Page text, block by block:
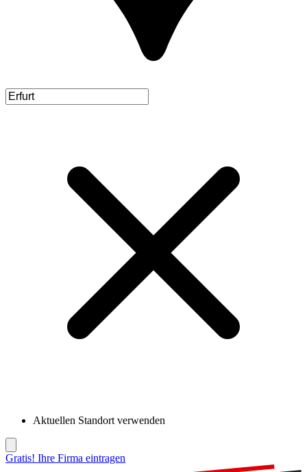
Aktuellen Standort verwenden
Gratis! Ihre Firma eintragen